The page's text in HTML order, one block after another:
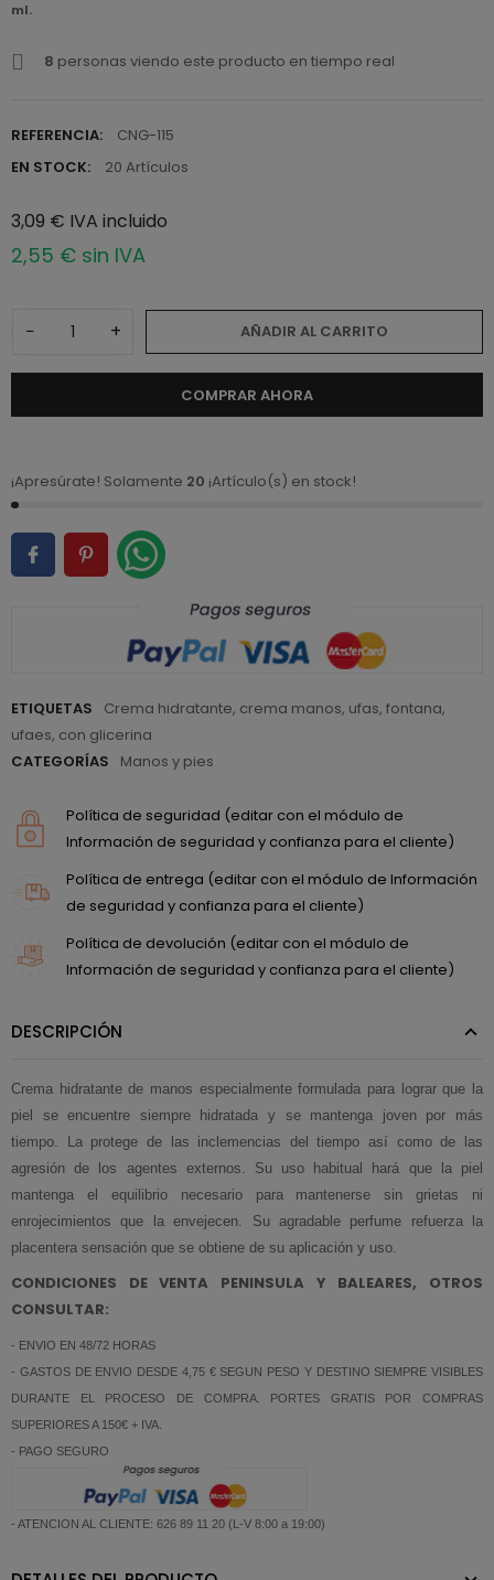
ml.
8 personas viendo este producto en tiempo real
REFERENCIA:
CNG-115
EN STOCK:
20 Artículos
3,09 € IVA incluido
2,55 € sin IVA
− + AÑADIR AL CARRITO
COMPRAR AHORA
¡Apresúrate! Solamente 20 ¡Artículo(s) en stock!
ETIQUETAS Crema hidratante, crema manos, ufas, fontana,
ufaes, con glicerina
CATEGORÍAS
Manos y pies
Política de seguridad (editar con el módulo de
Información de seguridad y confianza para el cliente)
Política de entrega (editar con el módulo de Información
de seguridad y confianza para el cliente)
Política de devolución (editar con el módulo de
Información de seguridad y confianza para el cliente)
DESCRIPCIÓN
Crema hidratante de manos especialmente formulada para lograr que la
piel se encuentre siempre hidratada y se mantenga joven por más
tiempo. La protege de las inclemencias del tiempo así como de las
agresión de los agentes externos. Su uso habitual hará que la piel
mantenga el equilibrio necesario para mantenerse sin grietas ni
enrojecimientos que la envejecen. Su agradable perfume refuerza la
placentera sensación que se obtiene de su aplicación y uso.
CONDICIONES DE VENTA PENINSULA Y BALEARES, OTROS
CONSULTAR:
- ENVIO EN 48/72 HORAS
- GASTOS DE ENVIO DESDE 4,75 € SEGUN PESO Y DESTINO SIEMPRE VISIBLES
DURANTE EL PROCESO DE COMPRA. PORTES GRATIS POR COMPRAS
SUPERIORES A 150€ + IVA.
- PAGO SEGURO
- ATENCION AL CLIENTE: 626 89 11 20 (L-V 8:00 a 19:00)